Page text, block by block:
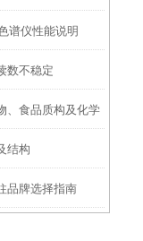
谱仪性能说明
数不稳定
、食品质构及化学
结构
品牌选择指南